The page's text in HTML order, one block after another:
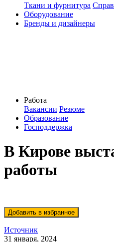
Ткани и фурнитура
Оборудование
Бренды и дизайнеры
Работа
Вакансии Резюме
Образование
Господдержка
В Кирове
работы
Источник
31 января, 2024